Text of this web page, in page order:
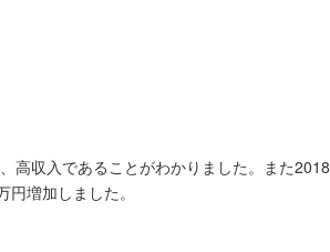
高収入であることがわかりました。また2018
増加しました。